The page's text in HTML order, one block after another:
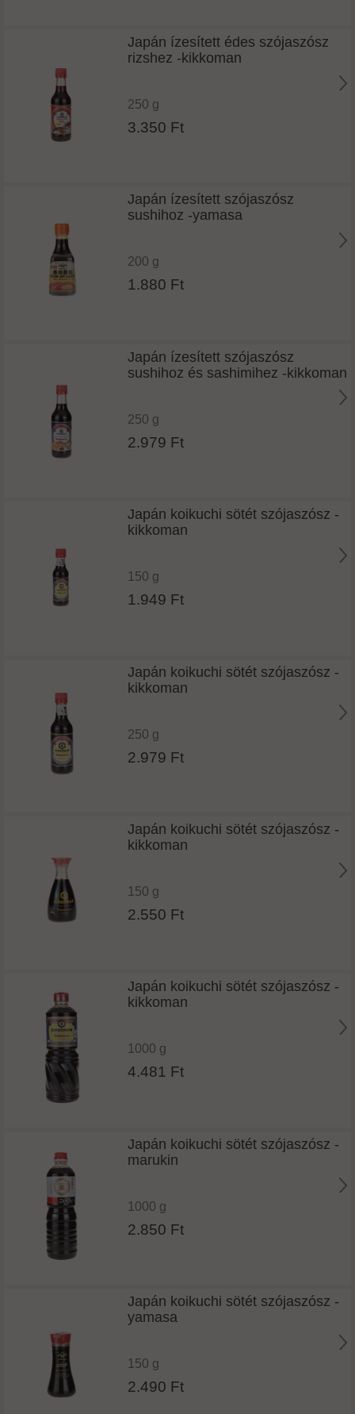
Japán ízesített édes szójaszósz
rizshez -kikkoman
250 g
3.350 Ft
Japán ízesített szójaszósz
sushihoz -yamasa
200 g
1.880 Ft
Japán ízesített szójaszósz
sushihoz és sashimihez -kikkoman
250 g
2.979 Ft
Japán koikuchi sötét szójaszósz -
kikkoman
150 g
1.949 Ft
Japán koikuchi sötét szójaszósz -
kikkoman
250 g
2.979 Ft
Japán koikuchi sötét szójaszósz -
kikkoman
150 g
2.550 Ft
Japán koikuchi sötét szójaszósz -
kikkoman
1000 g
4.481 Ft
Japán koikuchi sötét szójaszósz -
marukin
1000 g
2.850 Ft
Japán koikuchi sötét szójaszósz -
yamasa
150 g
2.490 Ft